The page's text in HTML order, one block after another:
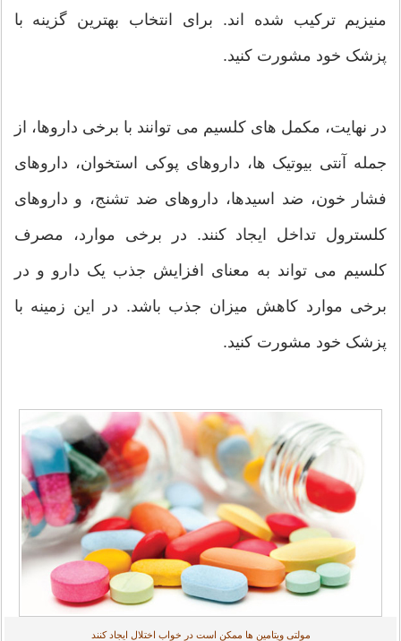
منیزیم ترکیب شده اند. برای انتخاب بهترین گزینه با
پزشک خود مشورت کنید.
در نهایت، مکمل های کلسیم می توانند با برخی داروها، از
جمله آنتی بیوتیک ها، داروهای پوکی استخوان، داروهای
فشار خون، ضد اسیدها، داروهای ضد تشنج، و داروهای
کلسترول تداخل ایجاد کنند. در برخی موارد، مصرف
کلسیم می تواند به معنای افزایش جذب یک دارو و در
برخی موارد کاهش میزان جذب باشد. در این زمینه با
پزشک خود مشورت کنید.
مولتی ویتامین ها ممکن است در خواب اختلال ایجاد کنند